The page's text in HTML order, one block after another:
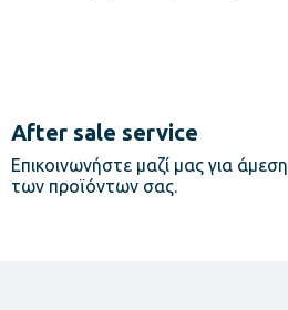
After sale service
Επικοινωνήστε μαζί μας για
των προϊόντων σας.